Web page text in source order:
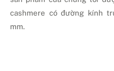
cashmere có đường kính
mm.